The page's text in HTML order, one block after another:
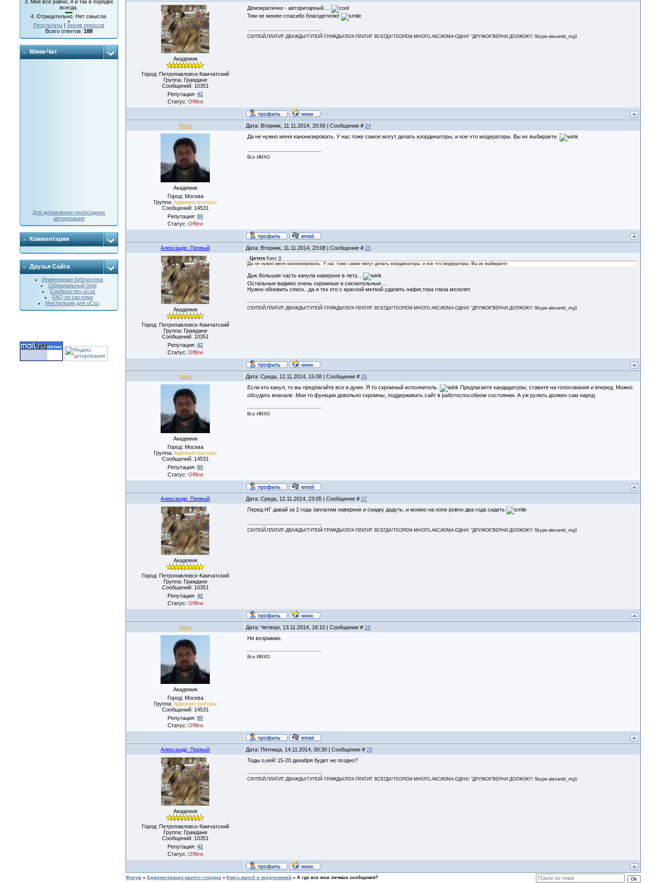
3.
Мне все равно, я и так в порядке
всегда.
4. Отрицательно. Нет смысла.
Результаты | Архив опросов
Всего ответов: 188
Мини-Чат
Для добавления необходима
авторизация
Комментарии
Друзья Сайта
Инженерная библиотека
Официальный блог
Сообщество uCoz
FAQ по системе
Инструкции для uCoz
Академик
Город: Петропавловск-Камчатский
Группа: Граждане
Сообщений: 10351
Репутация:42
Статус: Offline
Демократично - авторитарный....
Тем не менее-спасибо благодетелю!
СКУПОЙ,ПЛАТИТ-ДВАЖДЫ!ТУПОЙ-ТРИЖДЫ!ЛОХ-ПЛАТИТ ВСЕГДА!ТЕОРЕМ-МНОГО,АКСИОМА-ОДНА! "ДРУЖОК"ВЕРНИ ДОЛЖОК!!! Skype-alexandr_mg1
Kass Дата: Вторник, 11.11.2014, 20:56 | Сообщение # 24
Академик
Город: Москва
Группа:Администраторы
Сообщений: 14531
Репутация:80
Статус: Offline
Да не нужно меня канонизировать. У нас тоже самое могут делать координаторы, и кое что модераторы. Вы их выбираете.
Все ИМХО
Александр_Первый Дата: Вторник, 11.11.2014, 23:08 | Сообщение # 25
Академик
Город: Петропавловск-Камчатский
Группа: Граждане
Сообщений: 10351
Репутация:42
Статус: Offline
Цитата Kass()
Да не нужно меня канонизировать. У нас тоже самое могут делать координаторы, и кое что модераторы. Вы их выбираете
Дык большая часть канула наверное в лету...
Остальные видимо очень скромные и сиснительныи....
Нужно обновить списк...да и тех кто с красной меткой удалить нафиг,тока глаза мозолят.
СКУПОЙ,ПЛАТИТ-ДВАЖДЫ!ТУПОЙ-ТРИЖДЫ!ЛОХ-ПЛАТИТ ВСЕГДА!ТЕОРЕМ-МНОГО,АКСИОМА-ОДНА! "ДРУЖОК"ВЕРНИ ДОЛЖОК!!! Skype-alexandr_mg1
Kass Дата: Среда, 12.11.2014, 15:08 | Сообщение # 26
Академик
Город: Москва
Группа:Администраторы
Сообщений: 14531
Репутация:80
Статус: Offline
Если кто канул, то вы предлагайте все в думе. Я то скромный исполнитель.
Предлагаете кандидатуры, ставите на голосования и вперед. Можно
обсудить вначале. Мои то функции довольно скромны, поддерживать сайт в работоспособном состоянии. А уж рулить должен сам народ.
Все ИМХО
Александр_Первый Дата: Среда, 12.11.2014, 23:05 | Сообщение # 27
Академик
Город: Петропавловск-Камчатский
Группа: Граждане
Сообщений: 10351
Репутация:42
Статус: Offline
Перед НГ давай за 2 года заплатим наверное и скидку дадуть..и можно на попе ровно два года сидеть
СКУПОЙ,ПЛАТИТ-ДВАЖДЫ!ТУПОЙ-ТРИЖДЫ!ЛОХ-ПЛАТИТ ВСЕГДА!ТЕОРЕМ-МНОГО,АКСИОМА-ОДНА! "ДРУЖОК"ВЕРНИ ДОЛЖОК!!! Skype-alexandr_mg1
Kass Дата: Четверг, 13.11.2014, 18:10 | Сообщение # 28
Академик
Город: Москва
Группа:Администраторы
Сообщений: 14531
Репутация:80
Статус: Offline
Не возражаю.
Все ИМХО
Александр_Первый Дата: Пятница, 14.11.2014, 00:30 | Сообщение # 29
Академик
Город: Петропавловск-Камчатский
Группа: Граждане
Сообщений: 10351
Репутация:42
Статус: Offline
Тоды о,кей! 15-20 декабря будет не поздно?
СКУПОЙ,ПЛАТИТ-ДВАЖДЫ!ТУПОЙ-ТРИЖДЫ!ЛОХ-ПЛАТИТ ВСЕГДА!ТЕОРЕМ-МНОГО,АКСИОМА-ОДНА! "ДРУЖОК"ВЕРНИ ДОЛЖОК!!! Skype-alexandr_mg1
Форум » Администрация нашего городка » Книга жалоб и предложений » А где все мои личные сообщения?